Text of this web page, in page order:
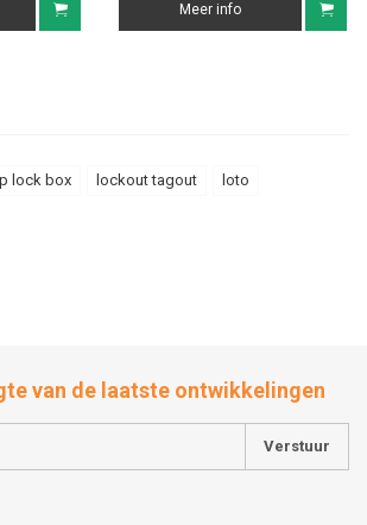
Meer info
lock box lockout tagout loto
van de laatste ontwikkelingen
Verstuur